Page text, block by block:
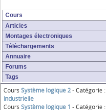
Cours
Articles
Montages électroniques
Téléchargements
Annuaire
Forums
Tags
Cours Système logique 2- Catégorie :
Industrielle
Cours Système logique 1 - Catégorie :